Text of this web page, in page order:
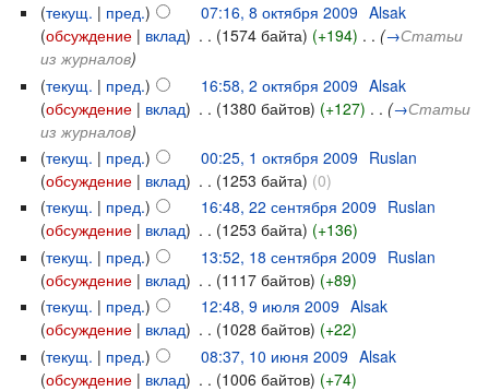
(текущ. | пред.) 07:16, 8 октября 2009 Alsak
(обсуждение | вклад) . . (1574 байта) (+194) . . (→Статьи
из журналов)
(текущ. | пред.) 16:58, 2 октября 2009 Alsak
(обсуждение | вклад) . . (1380 байтов) (+127) . . (→Статьи
из журналов)
(текущ. | пред.) 00:25, 1 октября 2009 Ruslan
(обсуждение | вклад) . . (1253 байта) (0)
(текущ. | пред.) 16:48, 22 сентября 2009 Ruslan
(обсуждение | вклад) . . (1253 байта) (+136)
(текущ. | пред.) 13:52, 18 сентября 2009 Ruslan
(обсуждение | вклад) . . (1117 байтов) (+89)
(текущ. | пред.) 12:48, 9 июля 2009 Alsak
(обсуждение | вклад) . . (1028 байтов) (+22)
(текущ. | пред.) 08:37, 10 июня 2009 Alsak
(обсуждение | вклад) . . (1006 байтов) (+74)